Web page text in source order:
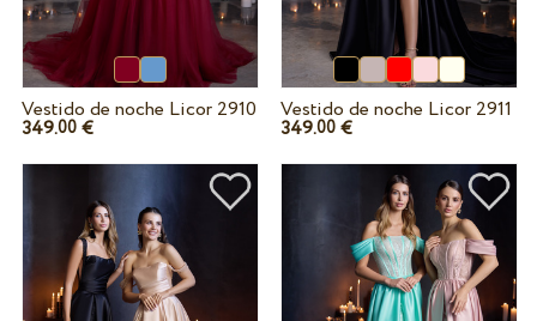
Vestido de noche Licor 2910
349.00€
Vestido de noche Licor 2911
349.00 €